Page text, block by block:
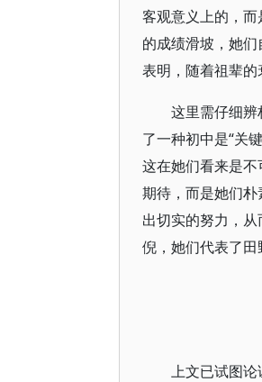
客观意义上的，
的成绩滑坡，她
表明，随着祖辈的
这里需仔细
了一种初中是“关
这在她们看来是
期待，而是她们
出切实的努力，
倪，她们代表了
上文已试图